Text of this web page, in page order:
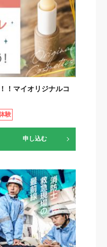
！マイオリジナルコ
験
申し込む